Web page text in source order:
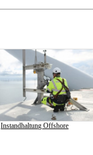
Instandhaltung Offshore